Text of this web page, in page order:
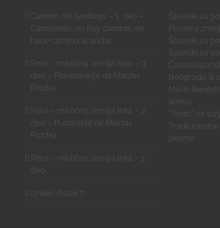
Camino de Santiago – 1. deo –
Caminante, no hay camino, se
hace camino al andar.
Perú – mistična zemlja Inka – 3.
deo – Planinarenje na Machu
Picchu
Perú – mistična zemlja Inka – 2.
deo – Putovanje na Machu
Picchu
Perú – mistična zemlja Inka – 1.
deo
Izreke i fraze 7
Španski za
Provera
Španski za
Španski za
Časovi
Beogradu ili
Mario
ánimo
"Testo" sa
pesme